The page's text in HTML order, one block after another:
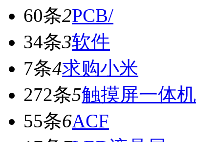
60条2PCB/
34条3软件
7条4求购小米
272条5触摸屏一体机
55条6ACF